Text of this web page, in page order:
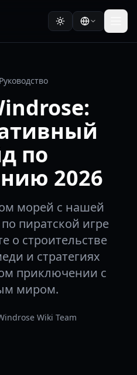
Руководство
по
2026
морей с нашей
пиратской игре
о строительстве
и стратегиях
приключении с
миром.
Wiki Team